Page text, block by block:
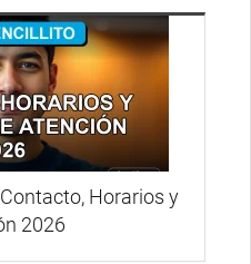
Horarios y
2026